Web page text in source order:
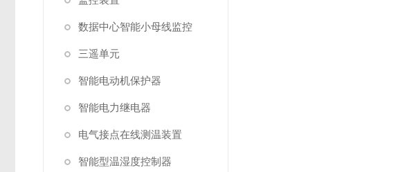
数据中心智能小母线监控
三遥单元
智能电动机保护器
智能电力继电器
电气接点在线测温装置
智能型温湿度控制器